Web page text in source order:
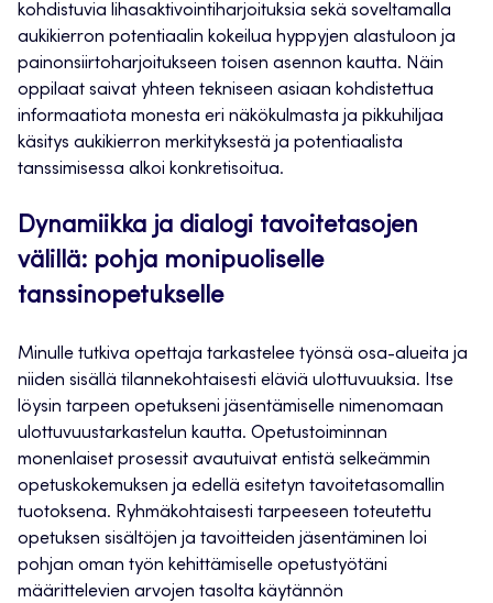
kohdistuvia lihasaktivointiharjoituksia sekä soveltamalla
aukikierron potentiaalin kokeilua hyppyjen alastuloon ja
painonsiirtoharjoitukseen toisen asennon kautta. Näin
oppilaat saivat yhteen tekniseen asiaan kohdistettua
informaatiota monesta eri näkökulmasta ja pikkuhiljaa
käsitys aukikierron merkityksestä ja potentiaalista
tanssimisessa alkoi konkretisoitua.
Dynamiikka ja dialogi tavoitetasojen
välillä: pohja monipuoliselle
tanssinopetukselle
Minulle tutkiva opettaja tarkastelee työnsä osa-alueita ja
niiden sisällä tilannekohtaisesti eläviä ulottuvuuksia. Itse
löysin tarpeen opetukseni jäsentämiselle nimenomaan
ulottuvuustarkastelun kautta. Opetustoiminnan
monenlaiset prosessit avautuivat entistä selkeämmin
opetuskokemuksen ja edellä esitetyn tavoitetasomallin
tuotoksena. Ryhmäkohtaisesti tarpeeseen toteutettu
opetuksen sisältöjen ja tavoitteiden jäsentäminen loi
pohjan oman työn kehittämiselle opetustyötäni
määrittelevien arvojen tasolta käytännön